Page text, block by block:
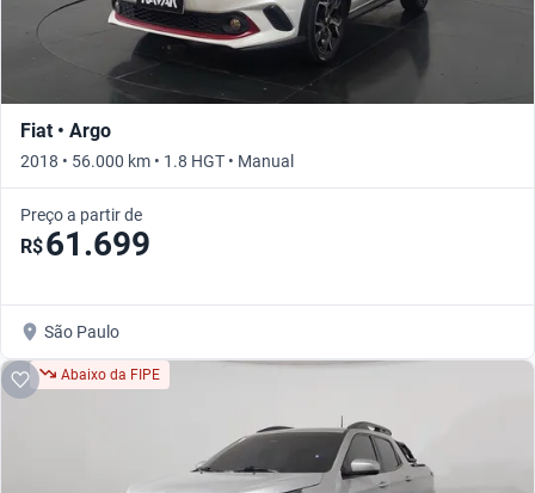
Fiat • Argo
2018 • 56.000 km • 1.8 HGT • Manual
Preço a partir de
R$61.699
São Paulo
Abaixo da FIPE